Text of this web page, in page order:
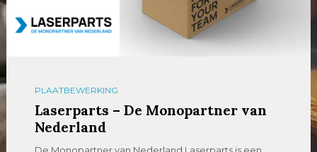
PLAATBEWERKING
Laserparts – De Monopartner van
Nederland